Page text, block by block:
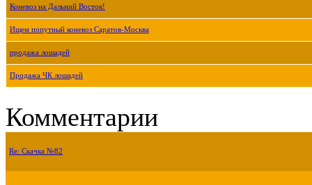
Коневоз на Дальний Восток!
Ищем попутный коневоз Саратов-Москва
продажа лошадей
Продажа ЧК лошадей
Комментарии
Re: Скачка №82